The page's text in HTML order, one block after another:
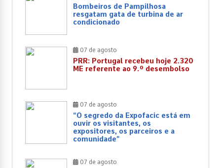
Bombeiros de Pampilhosa
resgatam gata de turbina de ar
condicionado
07 de agosto
PRR: Portugal recebeu hoje 2.320
ME referente ao 9.º desembolso
07 de agosto
“O segredo da Expofacic está em
ouvir os visitantes, os
expositores, os parceiros e a
comunidade”
07 de agosto